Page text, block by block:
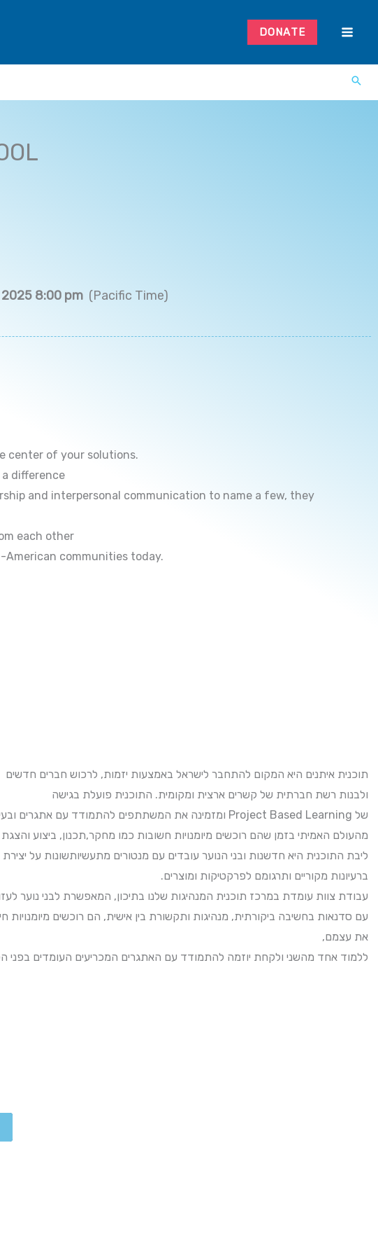
DONATE
2025 8:00 pm (Pacific Time)
center of your solutions.
difference
and interpersonal communication to name a few, they
each other
communities today.
תוכנית איתנים היא המקום להתחבר לישראל באמצעות יזמות, לרכוש חברים חדשים
ולבנות רשת חברתית של קשרים ארצית ומקומית. התוכנית פועלת בגישה
של Project Based Learning ומזמינה את המשתתפים להתמודד עם אתגרים ובעיות
מהעולם האמיתי בזמן שהם רוכשים מיומנויות חשובות כמו מחקר,תכנון, ביצוע והצגת
ליבת התוכנית היא חדשנות ובני הנוער עובדים עם מנטורים מתעשיותשונות על
ברעיונות מקוריים ותרגומם לפרקטיקות ומוצרים.
עבודת צוות עומדת במרכז תוכנית המנהיגות שלנו בתיכון, המאפשרת לבני נוער
עם סדנאות בחשיבה ביקורתית, מנהיגות ותקשורת בין אישית, הם רוכשים מיומנויות
את עצמם,
ללמוד אחד מהשני ולקחת יוזמה להתמודד עם האתגרים המכריעים העומדים בפני